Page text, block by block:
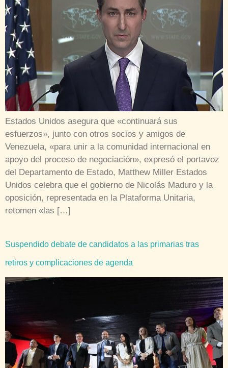
Estados Unidos asegura que «continuará sus
esfuerzos», junto con otros socios y amigos de
Venezuela, «para unir a la comunidad internacional en
apoyo del proceso de negociación», expresó el portavoz
del Departamento de Estado, Matthew Miller Estados
Unidos celebra que el gobierno de Nicolás Maduro y la
oposición, representada en la Plataforma Unitaria,
retomen «las […]
Suspendido debate de candidatos a las primarias tras
retiros y complicaciones de agenda